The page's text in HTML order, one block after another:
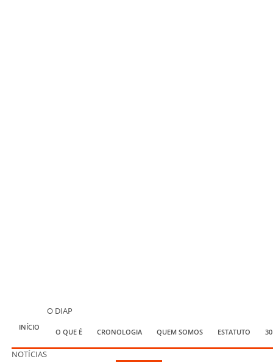
INÍCIO
O DIAP
O QUE É CRONOLOGIA QUEM SOMOS ESTATUTO
NOTÍCIAS